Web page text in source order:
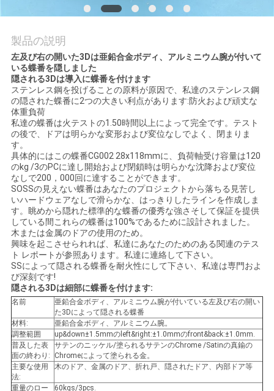
連
絡
し
な
さ
い
ニ
ュ
ー
ス
場
合
地
製品の説明
左及び右の開いた3Dは亜鉛合金ボディ、アルミニウム腕が付いて
いる蝶番を隠しました
隠される3Dは導入に蝶番を付けます
ステンレス鋼を投げることの原料が原因で、私達のステンレス鋼
の隠された蝶番に2つの大きい利点があります:防火および頑丈な
体重負荷
私達の蝶番は火テストの1.50時間以上によって完全です。テスト
の後で、ドアは明らかな変形および変位なしでよく、閉まりま
す。
具体的にはこの蝶番CG002 28x118mmに、負荷軸受け容量は120
のkg /3のPCに達し開始および閉鎖時は明らかな沈降および変位
なしで200，000回に達することができます。
SOSSの見えない蝶番はあなたのプロジェクトから落ちる見苦し
いハードウェアなしで滑らかな、はっきりしたラインを作成しま
す。眺めから隠れた標準的な蝶番の優秀な強さそして保証を提供
している間これらの蝶番は100%であるために設計されました。
木または金属のドアの使用のため。
興味を起こさせられれば、私達にあなたのためのある関連のテス
ト レポートが参照あります。私達に連絡して下さい。
SSによって隠される蝶番を耐火性にして下さい、私達は専門およ
び深刻です!
隠される3Dは細部に蝶番を付けます:
名前
亜鉛合金ボディ、アルミニウム腕が付いている左及び右の開い
た3Dによって隠される蝶番
材料:
亜鉛合金ボディ、アルミニウム腕。
調整範囲
up&down±1.5mmのleft&right:±1.0mmのfront&back:±1.0mm.
普及した表
面の終わり:
サテンのニッケル/塗られるサテンのChrome /Satinの真鍮の
Chromeによって塗られる金。
主要な使用
法:
木のドア、金属のドア、折れ戸、隠されたドア、内部ドア等
重量のロー 60kgs/3pcs.